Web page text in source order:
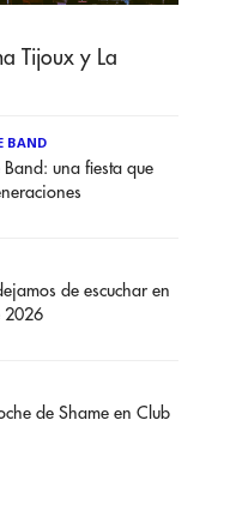
Tijoux y La
BAND
una fiesta que
de escuchar en
2026
de Shame en Club